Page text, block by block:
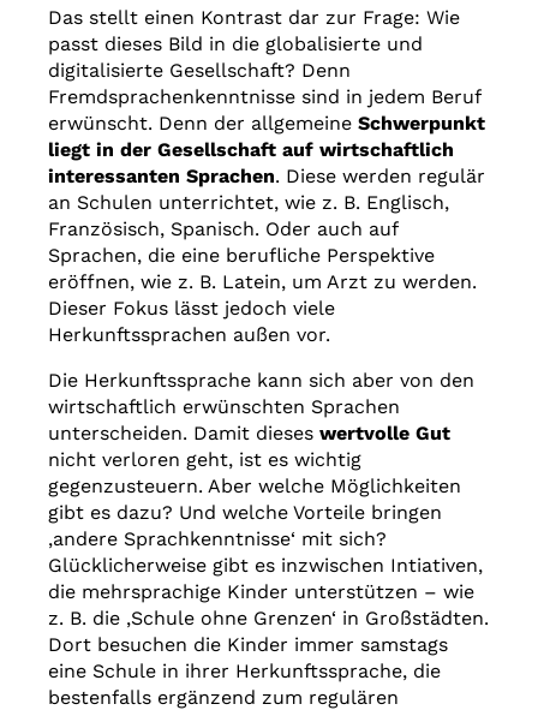
Das stellt einen Kontrast dar zur Frage: Wie
passt dieses Bild in die globalisierte und
digitalisierte Gesellschaft? Denn
Fremdsprachenkenntnisse sind in jedem Beruf
erwünscht. Denn der allgemeine Schwerpunkt
liegt in der Gesellschaft auf wirtschaftlich
interessanten Sprachen. Diese werden regulär
an Schulen unterrichtet, wie z. B. Englisch,
Französisch, Spanisch. Oder auch auf
Sprachen, die eine berufliche Perspektive
eröffnen, wie z. B. Latein, um Arzt zu werden.
Dieser Fokus lässt jedoch viele
Herkunftssprachen außen vor.
Die Herkunftssprache kann sich aber von den
wirtschaftlich erwünschten Sprachen
unterscheiden. Damit dieses wertvolle Gut
nicht verloren geht, ist es wichtig
gegenzusteuern. Aber welche Möglichkeiten
gibt es dazu? Und welche Vorteile bringen
‚andere Sprachkenntnisse‘ mit sich?
Glücklicherweise gibt es inzwischen Intiativen,
die mehrsprachige Kinder unterstützen – wie
z. B. die ‚Schule ohne Grenzen‘ in Großstädten.
Dort besuchen die Kinder immer samstags
eine Schule in ihrer Herkunftssprache, die
bestenfalls ergänzend zum regulären